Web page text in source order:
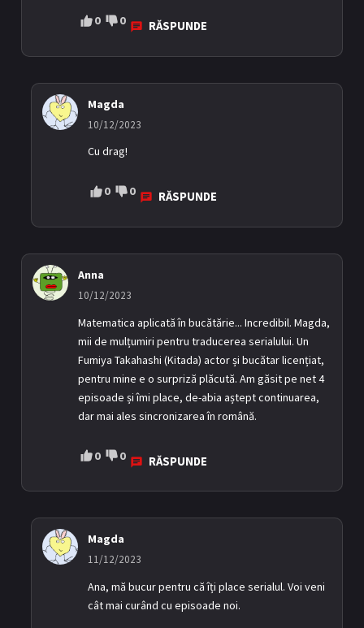
0 0 RĂSPUNDE
Magda
10/12/2023
Cu drag!
0 0 RĂSPUNDE
Anna
10/12/2023
Matematica aplicată în bucătărie... Incredibil. Magda,
mii de mulțumiri pentru traducerea serialului. Un
Fumiya Takahashi (Kitada) actor și bucătar licențiat,
pentru mine e o surpriză plăcută. Am găsit pe net 4
episoade și îmi place, de-abia aștept continuarea,
dar mai ales sincronizarea în română.
0 0 RĂSPUNDE
Magda
11/12/2023
Ana, mă bucur pentru că îți place serialul. Voi veni
cât mai curând cu episoade noi.